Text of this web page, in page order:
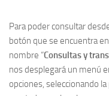
Para poder consultar
botón que se encuentra
nombre “Consultas y
nos desplegará un menú
opciones, seleccionando